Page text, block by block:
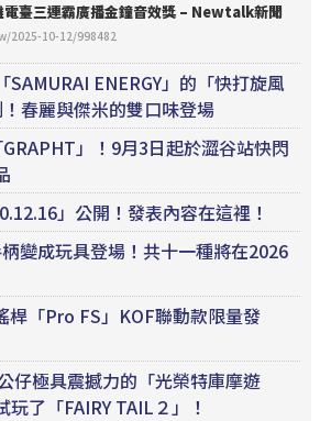
電臺三連霸廣播金鐘音效獎 – Newtalk新聞
2025-10-12/998482
SAMURAI ENERGY」的「快打旋風
春麗與傑米的雙口味登場
」！9月3日起於澀谷站快閃
」公開！發表內容在這裡！
變成玩具登場！共十一種將在2026
桿「Pro FS」KOF聯動款限量發
仔極具震撼力的「光榮特庫摩遊
了「FAIRY TAIL２」！